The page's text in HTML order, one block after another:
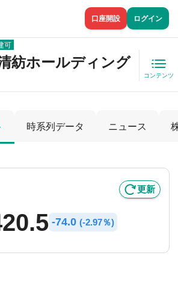
口座開設 ログイン
可
紡ホールディング
コンテンツ
時系列データ ニュース
更新
-74.0 (-2.97％)